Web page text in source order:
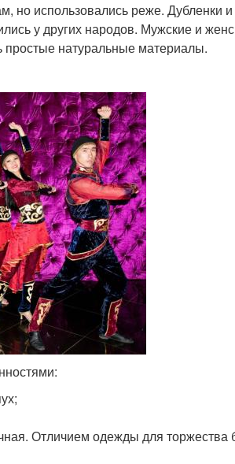
но использовались реже. Дубленки
у других народов. Мужские и
простые натуральные материалы.
Отличием одежды для торжества